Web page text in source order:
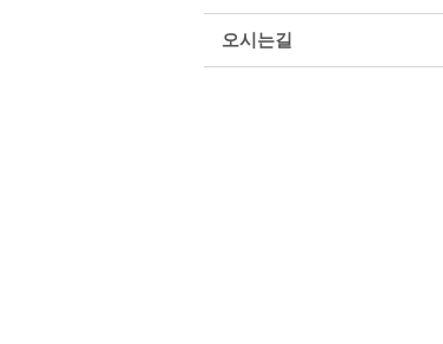
오시는길